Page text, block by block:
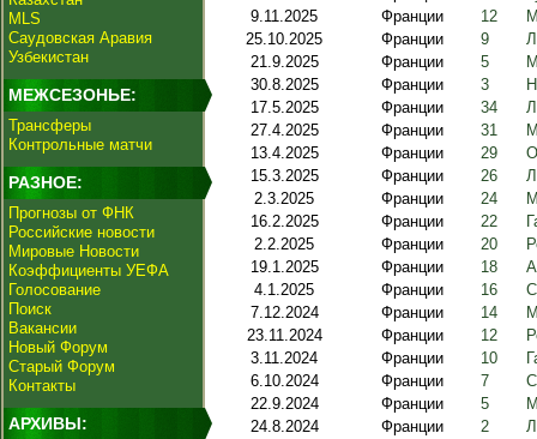
MLS
Саудовская Аравия
Узбекистан
МЕЖСЕЗОНЬЕ:
Трансферы
Контрольные матчи
РАЗНОЕ:
Прогнозы от ФНК
Российские новости
Мировые Новости
Коэффициенты УЕФА
Голосование
Поиск
Вакансии
Новый Форум
Старый Форум
Контакты
АРХИВЫ:
9.11.2025
Франции 12
25.10.2025
Франции 9
21.9.2025
Франции 5
30.8.2025
Франции 3
17.5.2025
Франции 34
27.4.2025
Франции 31
13.4.2025
Франции 29
15.3.2025
Франции 26
2.3.2025
Франции 24
16.2.2025
Франции 22
2.2.2025
Франции 20
19.1.2025
Франции 18
4.1.2025
Франции 16
7.12.2024
Франции 14
23.11.2024
Франции 12
3.11.2024
Франции 10
6.10.2024
Франции 7
22.9.2024
Франции 5
24.8.2024
Франции 2